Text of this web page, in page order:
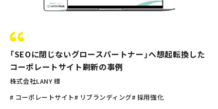
「SEOに閉じないグロースパートナー」へ想起転換した
コーポレートサイト刷新の事例
株式会社LANY 様
# コーポレートサイト# リブランディング# 採用強化